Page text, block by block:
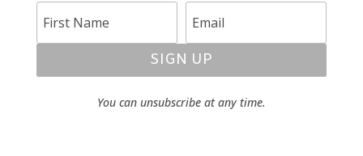
SIGN UP
You can unsubscribe at any time.